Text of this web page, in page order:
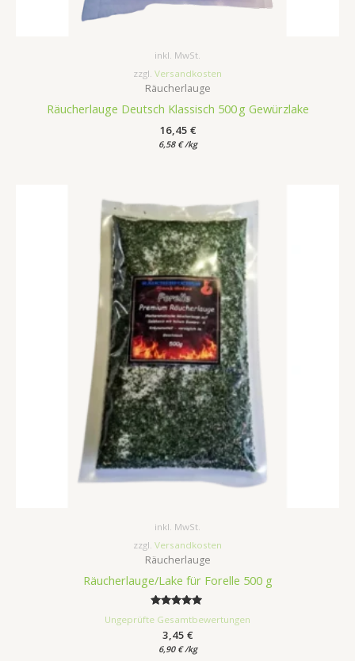
inkl. MwSt.
zzgl. Versandkosten
Räucherlauge
Räucherlauge Deutsch Klassisch 500 g Gewürzlake
16,45 €
6,58 € /kg
inkl. MwSt.
zzgl. Versandkosten
Räucherlauge
Räucherlauge/Lake für Forelle 500 g
Bewertet
mit
5.00
von 5
Ungeprüfte Gesamtbewertungen
3,45 €
6,90 € /kg